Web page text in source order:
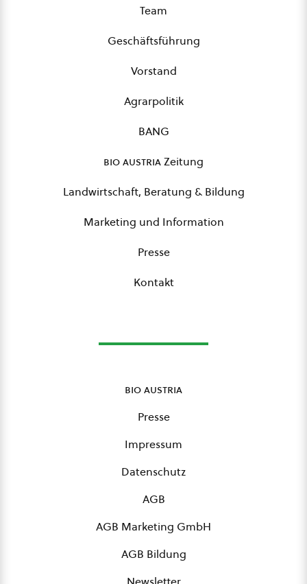
Team
Geschäftsführung
Vorstand
Agrarpolitik
BANG
bio austriaZeitung
Landwirtschaft, Beratung & Bildung
Marketing und Information
Presse
Kontakt
bio austria
Presse
Impressum
Datenschutz
AGB
AGB Marketing GmbH
AGB Bildung